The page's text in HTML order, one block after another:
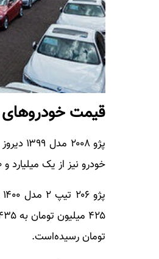
قیمت خودروهای
خودرو نیز از یک میلیارد و ۹۸۰ میلیون تومان به ۲ میلیارد تومان رسیده‌است.
تومان رسیده‌است.